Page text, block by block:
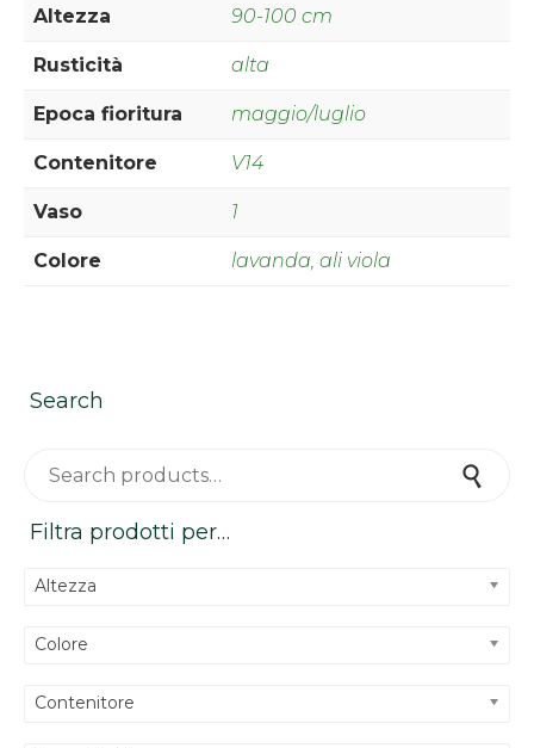
Altezza 90-100 cm
Rusticità alta
Epoca fioritura maggio/luglio
Contenitore V14
Vaso 1
Colore lavanda, ali viola
Search
Filtra prodotti per…
Altezza
Colore
Contenitore